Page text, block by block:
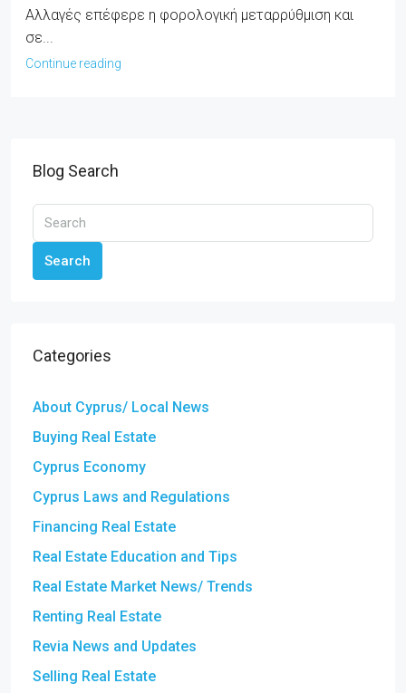
Αλλαγές επέφερε η φορολογική μεταρρύθμιση και
σε...
Continue reading
Blog Search
Search
Categories
About Cyprus/ Local News
Buying Real Estate
Cyprus Economy
Cyprus Laws and Regulations
Financing Real Estate
Real Estate Education and Tips
Real Estate Market News/ Trends
Renting Real Estate
Revia News and Updates
Selling Real Estate